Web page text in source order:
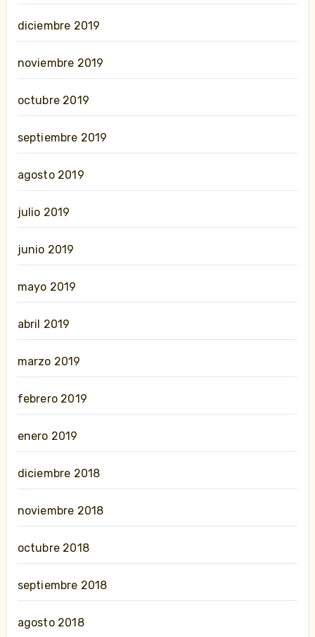
diciembre 2019
noviembre 2019
octubre 2019
septiembre 2019
agosto 2019
julio 2019
junio 2019
mayo 2019
abril 2019
marzo 2019
febrero 2019
enero 2019
diciembre 2018
noviembre 2018
octubre 2018
septiembre 2018
agosto 2018